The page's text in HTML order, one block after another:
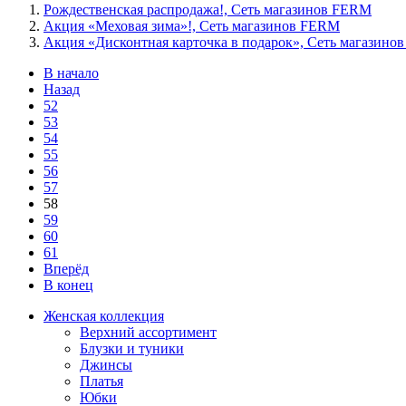
Рождественская распродажа!, Сеть магазинов FERM
Акция «Меховая зима»!, Сеть магазинов FERM
Акция «Дисконтная карточка в подарок», Сеть
В начало
Назад
52
53
54
55
56
57
58
59
60
61
Вперёд
В конец
Женская коллекция
Верхний ассортимент
Блузки и туники
Джинсы
Платья
Юбки